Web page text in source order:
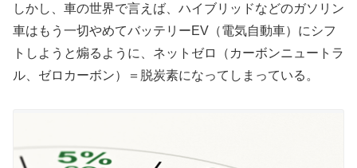
しかし、車の世界で言えば、ハイブリッドなどのガソリン
車はもう一切やめてバッテリーEV（電気自動車）にシフ
トしようと煽るように、ネットゼロ（カーボンニュートラ
ル、ゼロカーボン）＝脱炭素になってしまっている。